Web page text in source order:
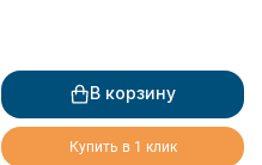
В корзину
Купить в 1 клик